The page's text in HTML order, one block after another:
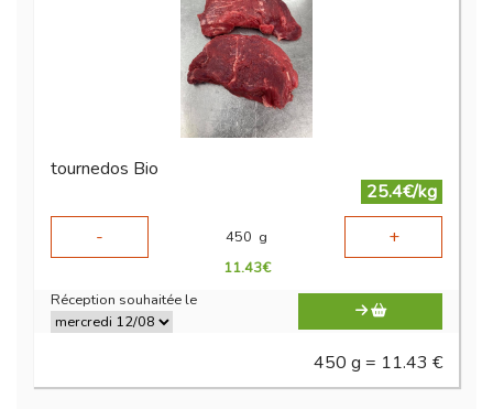
tournedos Bio
25.4€/kg
-
450 g +
11.43€
Réception souhaitée le
450 g = 11.43 €